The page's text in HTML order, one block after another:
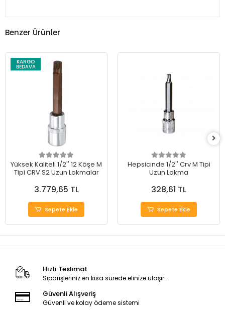
Benzer Ürünler
KARGO
BEDAVA
Yüksek Kaliteli 1/2'' 12 Köşe M
Tipi CRV S2 Uzun Lokmalar
3.779,65 TL
Sepete Ekle
Hepsicinde 1/2'' Crv M Tipi
Uzun Lokma
328,61 TL
Sepete Ekle
Hızlı Teslimat
Siparişleriniz en kısa sürede elinize ulaşır.
Güvenli Alışveriş
Güvenli ve kolay ödeme sistemi